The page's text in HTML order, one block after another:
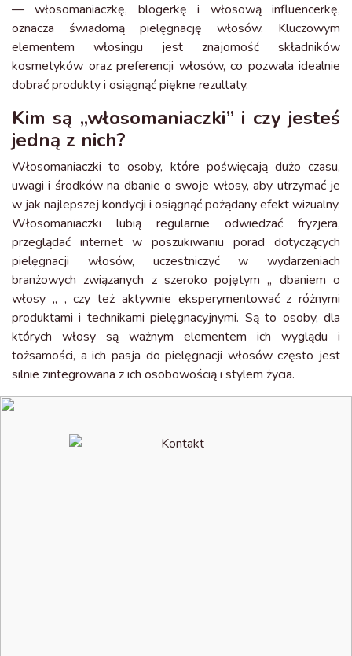
— włosomaniaczkę, blogerkę i włosową influencerkę,
oznacza świadomą pielęgnację włosów. Kluczowym
elementem włosingu jest znajomość składników
kosmetyków oraz preferencji włosów, co pozwala idealnie
dobrać produkty i osiągnąć piękne rezultaty.
Kim są „włosomaniaczki” i czy jesteś
jedną z nich?
Włosomaniaczki to osoby, które poświęcają dużo czasu,
uwagi i środków na dbanie o swoje włosy, aby utrzymać je
w jak najlepszej kondycji i osiągnąć pożądany efekt wizualny.
Włosomaniaczki lubią regularnie odwiedzać fryzjera,
przeglądać internet w poszukiwaniu porad dotyczących
pielęgnacji włosów, uczestniczyć w wydarzeniach
branżowych związanych z szeroko pojętym „ dbaniem o
włosy „ , czy też aktywnie eksperymentować z różnymi
produktami i technikami pielęgnacyjnymi. Są to osoby, dla
których włosy są ważnym elementem ich wyglądu i
tożsamości, a ich pasja do pielęgnacji włosów często jest
silnie zintegrowana z ich osobowością i stylem życia.